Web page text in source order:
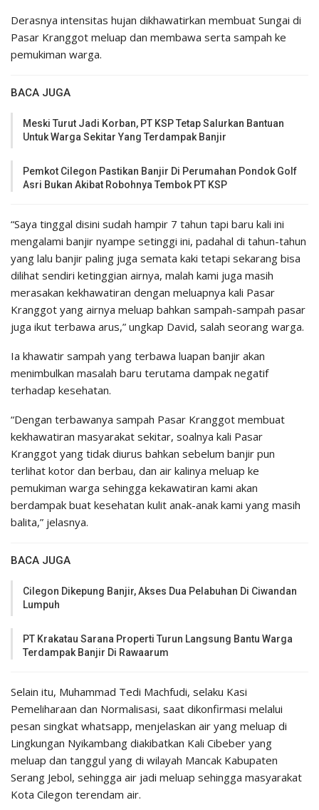
Derasnya intensitas hujan dikhawatirkan membuat Sungai di
Pasar Kranggot meluap dan membawa serta sampah ke
pemukiman warga.
BACA JUGA
Meski Turut Jadi Korban, PT KSP Tetap Salurkan Bantuan
Untuk Warga Sekitar Yang Terdampak Banjir
Pemkot Cilegon Pastikan Banjir Di Perumahan Pondok Golf
Asri Bukan Akibat Robohnya Tembok PT KSP
“Saya tinggal disini sudah hampir 7 tahun tapi baru kali ini
mengalami banjir nyampe setinggi ini, padahal di tahun-tahun
yang lalu banjir paling juga semata kaki tetapi sekarang bisa
dilihat sendiri ketinggian airnya, malah kami juga masih
merasakan kekhawatiran dengan meluapnya kali Pasar
Kranggot yang airnya meluap bahkan sampah-sampah pasar
juga ikut terbawa arus,” ungkap David, salah seorang warga.
Ia khawatir sampah yang terbawa luapan banjir akan
menimbulkan masalah baru terutama dampak negatif
terhadap kesehatan.
“Dengan terbawanya sampah Pasar Kranggot membuat
kekhawatiran masyarakat sekitar, soalnya kali Pasar
Kranggot yang tidak diurus bahkan sebelum banjir pun
terlihat kotor dan berbau, dan air kalinya meluap ke
pemukiman warga sehingga kekawatiran kami akan
berdampak buat kesehatan kulit anak-anak kami yang masih
balita,” jelasnya.
BACA JUGA
Cilegon Dikepung Banjir, Akses Dua Pelabuhan Di Ciwandan
Lumpuh
PT Krakatau Sarana Properti Turun Langsung Bantu Warga
Terdampak Banjir Di Rawaarum
Selain itu, Muhammad Tedi Machfudi, selaku Kasi
Pemeliharaan dan Normalisasi, saat dikonfirmasi melalui
pesan singkat whatsapp, menjelaskan air yang meluap di
Lingkungan Nyikambang diakibatkan Kali Cibeber yang
meluap dan tanggul yang di wilayah Mancak Kabupaten
Serang Jebol, sehingga air jadi meluap sehingga masyarakat
Kota Cilegon terendam air.